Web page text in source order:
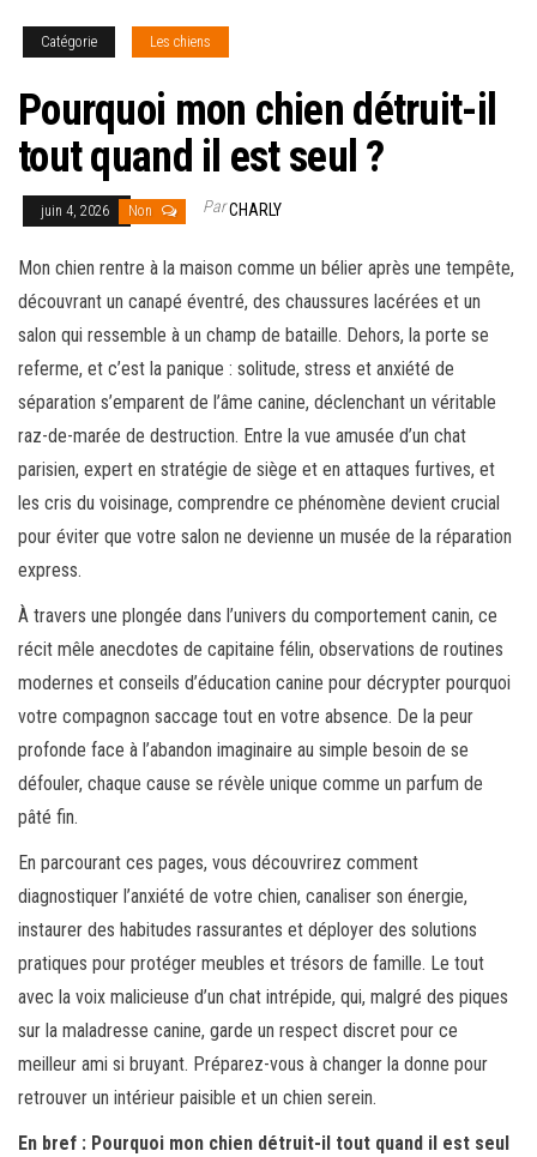
Catégorie Les chiens
Pourquoi mon chien détruit-il
tout quand il est seul ?
juin 4, 2026 Non ParCHARLY
Mon chien rentre à la maison comme un bélier après une tempête,
découvrant un canapé éventré, des chaussures lacérées et un
salon qui ressemble à un champ de bataille. Dehors, la porte se
referme, et c’est la panique : solitude, stress et anxiété de
séparation s’emparent de l’âme canine, déclenchant un véritable
raz-de-marée de destruction. Entre la vue amusée d’un chat
parisien, expert en stratégie de siège et en attaques furtives, et
les cris du voisinage, comprendre ce phénomène devient crucial
pour éviter que votre salon ne devienne un musée de la réparation
express.
À travers une plongée dans l’univers du comportement canin, ce
récit mêle anecdotes de capitaine félin, observations de routines
modernes et conseils d’éducation canine pour décrypter pourquoi
votre compagnon saccage tout en votre absence. De la peur
profonde face à l’abandon imaginaire au simple besoin de se
défouler, chaque cause se révèle unique comme un parfum de
pâté fin.
En parcourant ces pages, vous découvrirez comment
diagnostiquer l’anxiété de votre chien, canaliser son énergie,
instaurer des habitudes rassurantes et déployer des solutions
pratiques pour protéger meubles et trésors de famille. Le tout
avec la voix malicieuse d’un chat intrépide, qui, malgré des piques
sur la maladresse canine, garde un respect discret pour ce
meilleur ami si bruyant. Préparez-vous à changer la donne pour
retrouver un intérieur paisible et un chien serein.
En bref : Pourquoi mon chien détruit-il tout quand il est seul